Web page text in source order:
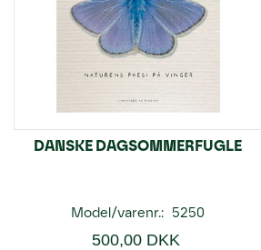
DANSKE DAGSOMMERFUGLE
Model/varenr.: 5250
500,00 DKK